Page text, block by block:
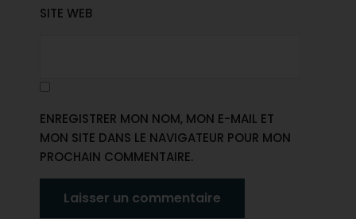
SITE WEB
ENREGISTRER MON NOM, MON E-MAIL ET
MON SITE DANS LE NAVIGATEUR POUR MON
PROCHAIN COMMENTAIRE.